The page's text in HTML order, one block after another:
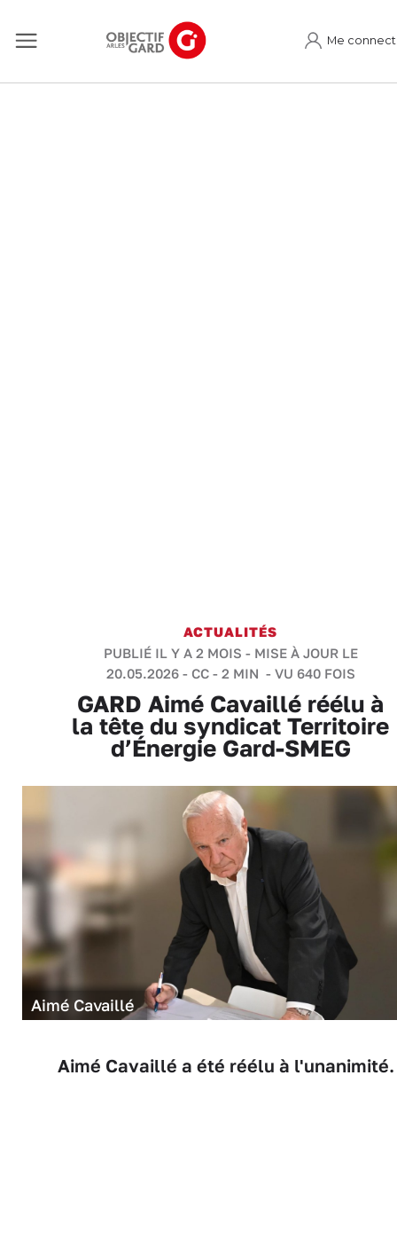
Me
ACTUALITÉS
PUBLIÉ IL Y A 2 MOIS - MISE À JOUR LE
20.05.2026 - CC- 2 MIN - VU 640 FOIS
GARD Aimé Cavaillé réélu à
la tête du syndicat Territoire
d’Énergie Gard-SMEG
Aimé Cavaillé
Aimé Cavaillé a été réélu à